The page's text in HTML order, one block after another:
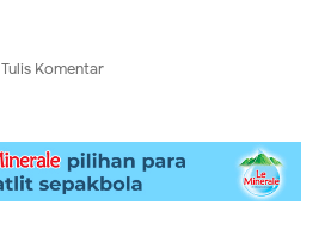
Tulis Komentar